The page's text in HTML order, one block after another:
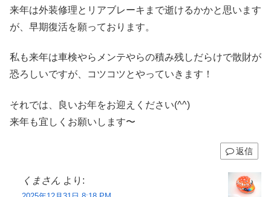
来年は外装修理とリアブレーキまで逝けるかかと思います
が、早期復活を願っております。
私も来年は車検やらメンテやらの積み残しだらけで散財が
恐ろしいですが、コツコツとやっていきます！
それでは、良いお年をお迎えください(^^)
来年も宜しくお願いします〜
返信
くまさん より: